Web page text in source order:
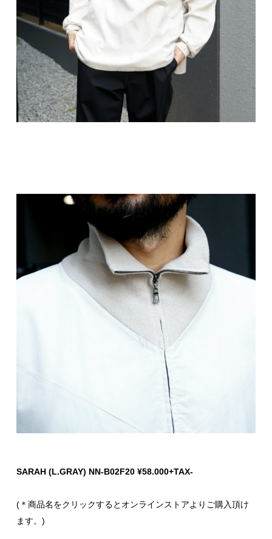
SARAH (L.GRAY) NN-B02F20 ¥58.000+TAX-
(＊商品名をクリックするとオンラインストアよりご購入頂け
ます。)